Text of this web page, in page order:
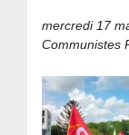
mercredi 17
Communistes